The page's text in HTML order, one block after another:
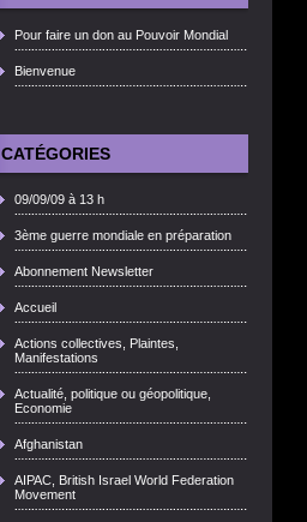
Pour faire un don au Pouvoir Mondial
Bienvenue
CATÉGORIES
09/09/09 à 13 h
3ème guerre mondiale en préparation
Abonnement Newsletter
Accueil
Actions collectives, Plaintes,
Manifestations
Actualité, politique ou géopolitique,
Economie
Afghanistan
AIPAC, British Israel World Federation
Movement